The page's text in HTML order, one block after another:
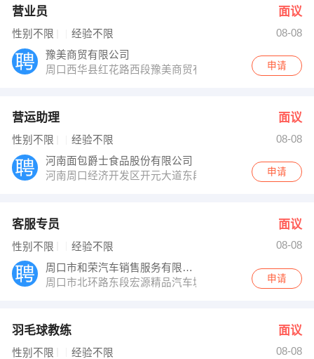
营业员 面议
性别不限 经验不限
08-08
豫美商贸有限公司
周口西华县红花路西段豫美商贸有限公司
申请
营运助理 面议
性别不限 经验不限
08-08
河南面包爵士食品股份有限公司
河南周口经济开发区开元大道东段中小企业孵化园内
申请
客服专员 面议
性别不限 经验不限
08-08
周口市和荣汽车销售服务有限公司
周口市北环路东段宏源精品汽车城
申请
羽毛球教练 面议
性别不限 经验不限
08-08